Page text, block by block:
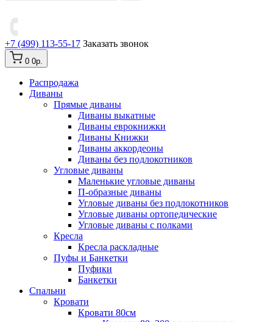
+7 (499) 113-55-17 Заказать звонок
0 0р.
Распродажа
Диваны
Прямые диваны
Диваны выкатные
Диваны еврокнижки
Диваны Книжки
Диваны аккордеоны
Диваны без подлокотников
Угловые диваны
Маленькие угловые диваны
П-образные диваны
Угловые диваны без подлокотников
Угловые диваны ортопедические
Угловые диваны с полками
Кресла
Кресла раскладные
Пуфы и Банкетки
Пуфики
Банкетки
Спальни
Кровати
Кровати 80см